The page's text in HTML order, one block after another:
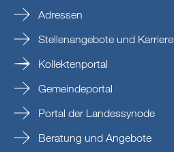
Adressen
Stellenangebote und Karriere
Kollektenportal
Gemeindeportal
Portal der Landessynode
Beratung und Angebote